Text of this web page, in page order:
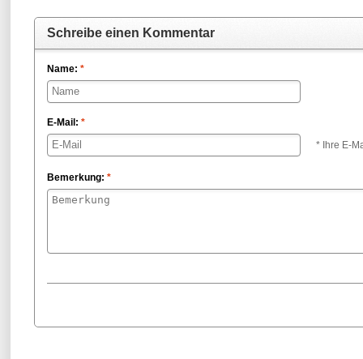
Schreibe einen Kommentar
Name: *
E-Mail: *
* Ihre E-
Bemerkung: *